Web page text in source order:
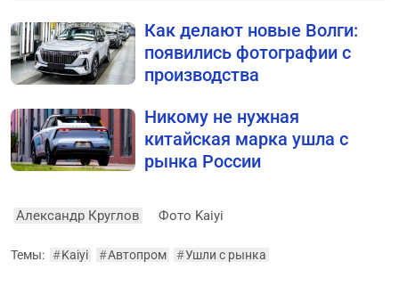
Как делают новые Волги:
появились фотографии с
производства
Никому не нужная
китайская марка ушла с
рынка России
Александр Круглов Фото Kaiyi
Темы: #Kaiyi #Автопром #Ушли с рынка